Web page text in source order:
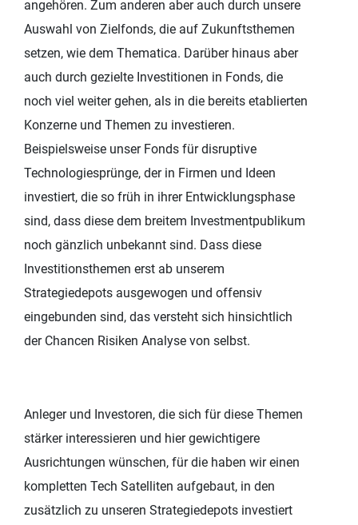
angehören. Zum anderen aber auch durch unsere
Auswahl von Zielfonds, die auf Zukunftsthemen
setzen, wie dem Thematica. Darüber hinaus aber
auch durch gezielte Investitionen in Fonds, die
noch viel weiter gehen, als in die bereits etablierten
Konzerne und Themen zu investieren.
Beispielsweise unser Fonds für disruptive
Technologiesprünge, der in Firmen und Ideen
investiert, die so früh in ihrer Entwicklungsphase
sind, dass diese dem breitem Investmentpublikum
noch gänzlich unbekannt sind. Dass diese
Investitionsthemen erst ab unserem
Strategiedepots ausgewogen und offensiv
eingebunden sind, das versteht sich hinsichtlich
der Chancen Risiken Analyse von selbst.
Anleger und Investoren, die sich für diese Themen
stärker interessieren und hier gewichtigere
Ausrichtungen wünschen, für die haben wir einen
kompletten Tech Satelliten aufgebaut, in den
zusätzlich zu unseren Strategiedepots investiert